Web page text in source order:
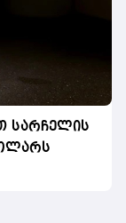
სარჩელის